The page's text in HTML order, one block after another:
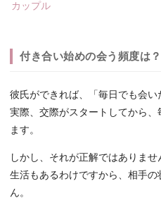
カップル
付き合い始めの会う頻度は
彼氏ができれば、「毎日でも会い
実際、交際がスタートしてから
ます。
しかし、それが正解ではありま
生活もあるわけですから、相手
ん。